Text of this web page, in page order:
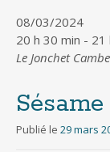
08/03/2024
20 h 30 min - 21
Le Jonchet
Publié le 29 mars